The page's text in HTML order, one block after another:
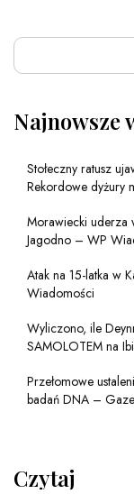
Najnowsze
Stołeczny ratusz
Rekordowe dyżury
Morawiecki uderza
Jagodno – WP
Atak na 15-latka w
Wiadomości
Wyliczono, ile
SAMOLOTEM na
Przełomowe
badań DNA –
Czytaj